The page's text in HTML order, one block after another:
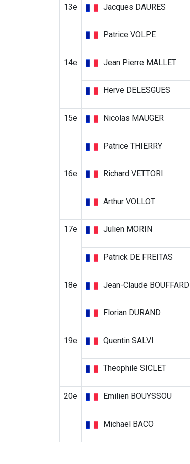
13e Jacques DAURES
Patrice VOLPE
14e Jean Pierre MALLET
Herve DELESGUES
15e Nicolas MAUGER
Patrice THIERRY
16e Richard VETTORI
Arthur VOLLOT
17e Julien MORIN
Patrick DE FREITAS
18e Jean-Claude BOUFFARD
Florian DURAND
19e Quentin SALVI
Theophile SICLET
20e Emilien BOUYSSOU
Michael BACO